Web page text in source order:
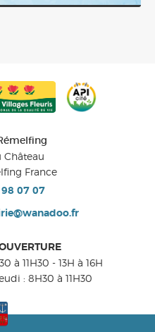
Château
France
07 07
à 11H30 - 13H à 16H
: 8H30 à 11H30